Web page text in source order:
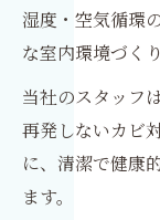
湿度・空気循環
な室内環境づく
当社のスタッフ
再発しないカビ
に、清潔で健康
ます。